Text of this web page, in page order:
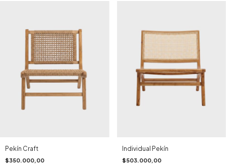
Pekín Craft
$350.000,00
Individual Pekín
$503.000,00